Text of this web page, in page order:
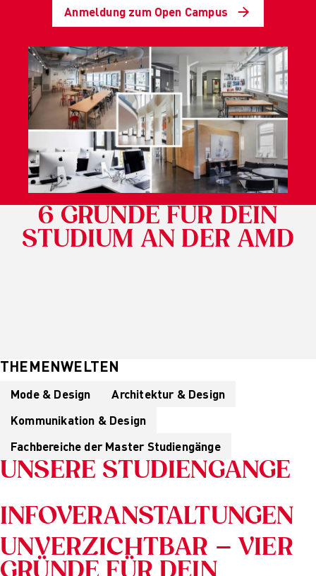
Anmeldung zum Open Campus
6 GRÜNDE FÜR DEIN
STUDIUM AN DER AMD
THEMENWELTEN
Mode & Design
Architektur & Design
Kommunikation & Design
Fachbereiche der Master Studiengänge
UNSERE STUDIENGÄNGE
INFOVERANSTALTUNGEN
UNVERZICHTBAR – VIER